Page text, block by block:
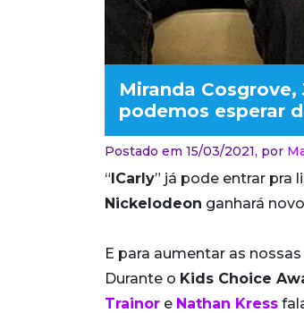
Miranda
podemos esperar
Postado em 15/03/2021, por
“ICarly” já pode entrar pra
Nickelodeon ganhará
E para aumentar as
Durante o Kids Choice
Trainor e Nathan Kress